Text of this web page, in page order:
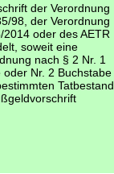
der Verordnung
98, der Verordnung
2014 oder des AETR
soweit eine
nach § 2 Nr. 1
oder Nr. 2 Buchstabe
Tatbestand